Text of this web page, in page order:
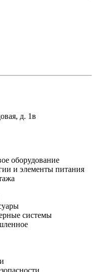
д. 1в
оборудование
и элементы питания
системы